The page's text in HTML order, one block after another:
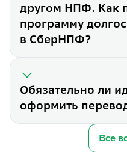
другом НПФ. Как
программу
в СберНПФ?
Обязательно ли
оформить
Все